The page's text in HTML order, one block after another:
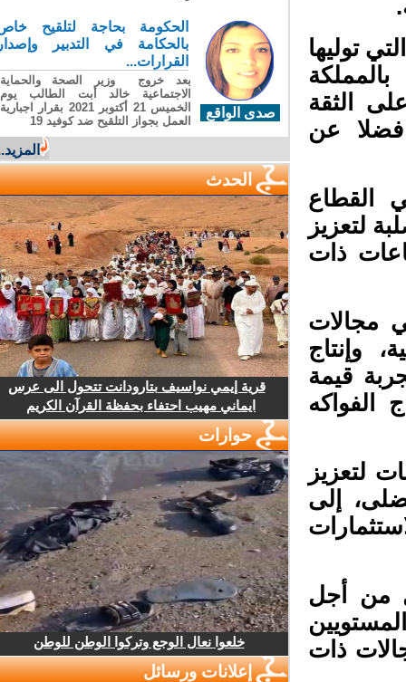
توليها
الثقة
فضلا عن
القطاع
لتعزيز
ذات
مجالات
وإنتاج
قيمة
الفواكه
لتعزيز
إلى
من أجل
ذات
صدى الواقع
الحكومة بحاجة لتلقيح خاص
بالحكامة في التدبير وإصدار
القرارات...
بعد خروج وزير الصحة والحماية
الاجتماعية خالد أبت الطالب يوم
الخميس 21 أكتوبر 2021 بقرار اجبارية
العمل بجواز التلقيح ضد كوفيد 19
المزيد...
الحدث
قرية إيمي نواسيف بتارودانت تتحول الى عرس
ايماني مهيب احتفاء بحفظة القرآن الكريم
حوارات
خلعوا نعال الوجع وتركوا الوطن للوطن
إعلانات ورسائل